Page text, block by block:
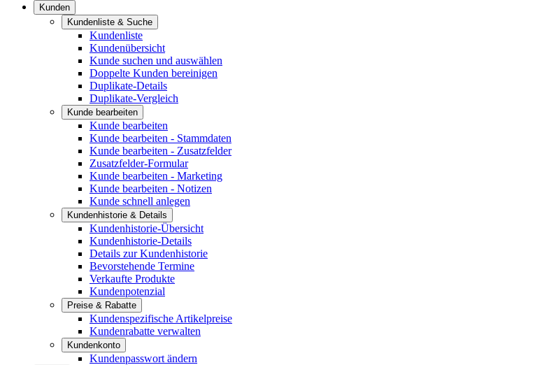
Kunden
Kundenliste & Suche
Kundenliste
Kundenübersicht
Kunde suchen und auswählen
Doppelte Kunden bereinigen
Duplikate-Details
Duplikate-Vergleich
Kunde bearbeiten
Kunde bearbeiten
Kunde bearbeiten - Stammdaten
Kunde bearbeiten - Zusatzfelder
Zusatzfelder-Formular
Kunde bearbeiten - Marketing
Kunde bearbeiten - Notizen
Kunde schnell anlegen
Kundenhistorie & Details
Kundenhistorie-Übersicht
Kundenhistorie-Details
Details zur Kundenhistorie
Bevorstehende Termine
Verkaufte Produkte
Kundenpotenzial
Preise & Rabatte
Kundenspezifische Artikelpreise
Kundenrabatte verwalten
Kundenkonto
Kundenpasswort ändern